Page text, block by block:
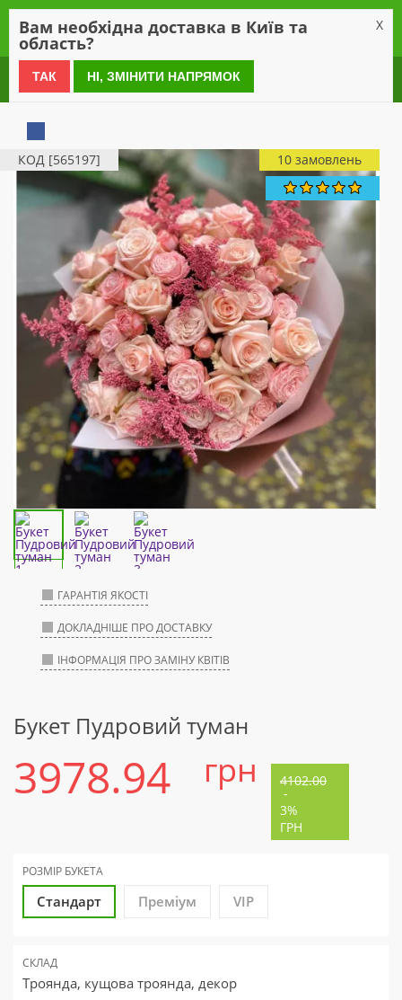
0 800 21 54 55
КОД [565197] 10 замовлень
ГАРАНТІЯ ЯКОСТІ
ДОКЛАДНІШЕ ПРО ДОСТАВКУ
ІНФОРМАЦІЯ ПРО ЗАМІНУ КВІТІВ
Букет Пудровий туман
3978.94 грн 4102.00
-
3%
ГРН
РОЗМІР БУКЕТА
Стандарт Преміум VIP
СКЛАД
Троянда, кущова троянда, декор
Вам необхідна доставка в Київ та
область?
X
ТАК НІ, ЗМІНИТИ НАПРЯМОК